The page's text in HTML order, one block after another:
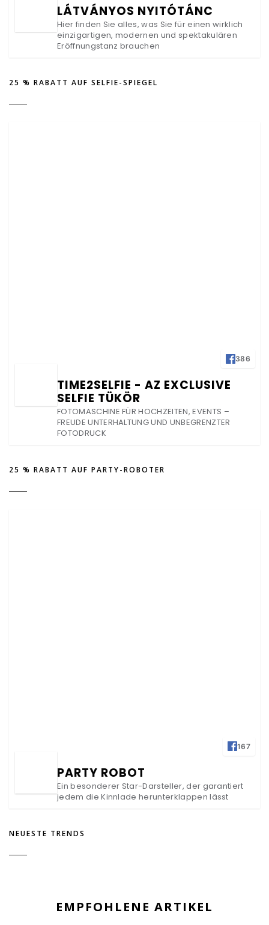
LÁTVÁNYOS NYITÓTÁNC
Hier finden Sie alles, was Sie für einen wirklich
einzigartigen, modernen und spektakulären
Eröffnungstanz brauchen
25 % RABATT AUF SELFIE-SPIEGEL
386
TIME2SELFIE - AZ EXCLUSIVE
SELFIE TÜKÖR
FOTOMASCHINE FÜR HOCHZEITEN, EVENTS –
FREUDE UNTERHALTUNG UND UNBEGRENZTER
FOTODRUCK
25 % RABATT AUF PARTY-ROBOTER
167
PARTY ROBOT
Ein besonderer Star-Darsteller, der garantiert
jedem die Kinnlade herunterklappen lässt
NEUESTE TRENDS
EMPFOHLENE ARTIKEL